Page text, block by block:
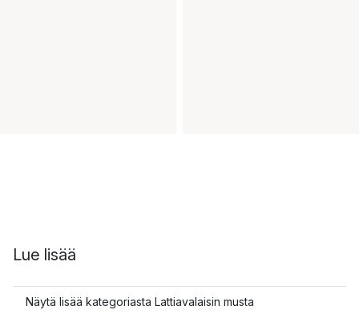
Lue lisää
Näytä lisää kategoriasta Lattiavalaisin musta